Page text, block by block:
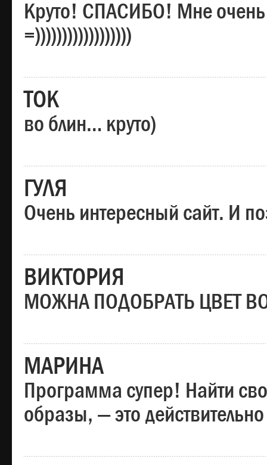
Круто! СПАСИБО! Мне
=))))))))))))))))))
ТОК
во блин… круто)
ГУЛЯ
Очень интересный сайт. И
ВИКТОРИЯ
МОЖНА ПОДОБРАТЬ ЦВЕТ
МАРИНА
Программа супер! Найти
образы, — это